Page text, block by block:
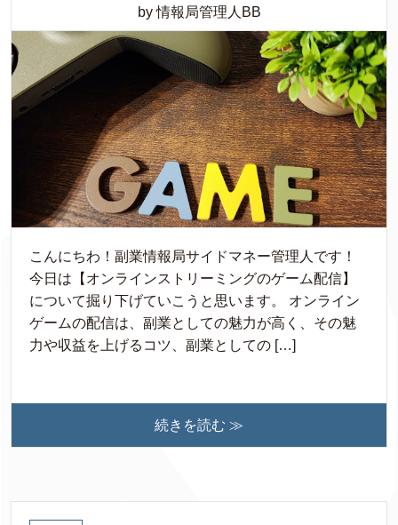
by 情報局管理人BB
こんにちわ！副業情報局サイドマネー管理人です！
今日は【オンラインストリーミングのゲーム配信】
について掘り下げていこうと思います。 オンライン
ゲームの配信は、副業としての魅力が高く、その魅
力や収益を上げるコツ、副業としての […]
続きを読む ≫